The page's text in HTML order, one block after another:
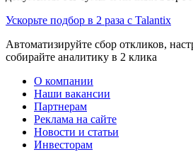
Ускорьте подбор в 2 раза с Talantix
Автоматизируйте сбор откликов,
собирайте аналитику в 2 клика
О компании
Наши вакансии
Партнерам
Реклама на сайте
Новости и статьи
Инвесторам